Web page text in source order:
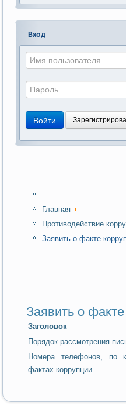
Вход
Войти
Главная
Противодействие
Заявить о факте
Заявить о
Заголовок
Порядок рассмотрения
Номера телефонов, по
фактах коррупции